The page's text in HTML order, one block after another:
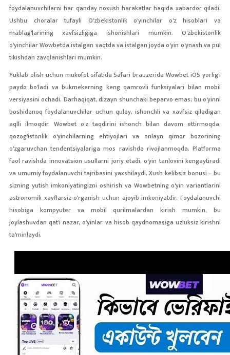
foydalanuvchilarni har qanday noxush harakatlar haqida xabardor qiladi.
Ushbu choralar tufayli O'zbekistonlik o'yinchilar o'z hisoblari va
mablag'larining xavfsizligiga ishonishlari mumkin. O'zbekistonlik
o'yinchilar Wowbetda istalgan vaqtda va istalgan joyda o'yin o'ynash va pul
tikishdan zavqlanishlari mumkin.
Yuklab olish uchun mukofot sifatida Safari brauzerida Wowbet iOS yorlig'i
paydo bo'ladi va bukmekerning keng qamrovli funksiyalari bilan mobil
versiyasini ochadi. Darhaqiqat, dizayn shunchaki beparvo emas; bu o'yinni
boshidanoq foydalanuvchilar uchun qulay, ishonchli va xavfsiz qiladigan
aqlli ilmoqdir. Wowbet o'z taqdirini ishonch bilan davom ettirmoqda,
qozog'istonlik o'yinchilarning ehtiyojlari va onlayn qimor bozorining
o'zgaruvchan tendentsiyalariga mos ravishda rivojlanmoqda. Platforma
faol ravishda innovatsion usullarni joriy etadi, o'yin tanlovini kengaytiradi
va umumiy foydalanuvchi tajribasini yaxshilaydi. Xush kelibsiz bonusi – bu
sizning yutish imkoniyatingizni oshirish va Wowbetning o'yin variantlarini
astronomik xavflarsiz o'rganish uchun ajoyib imkoniyatdir. Foydalanuvchi
hisobiga kompyuter va mobil qurilmalardan kirish mumkin, bu
joylashuvdan qat'i nazar, o'yinlar va hisob qaydnomasiga uzluksiz kirishni
ta'minlaydi.